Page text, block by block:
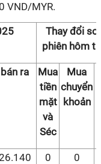
VND/MYR.
Thay đổi so
phiên hôm
bán ra
Mua
tiền
mặt
và
Séc
Mua
chuyển
khoản
0 0